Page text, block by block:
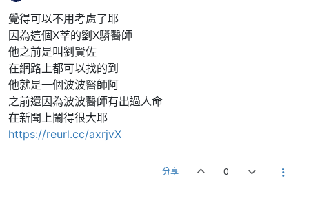
覺得可以不用考慮了耶
因為這個X莘的劉X驎醫師
他之前是叫劉賢佐
在網路上都可以找的到
他就是一個波波醫師阿
之前還因為波波醫師有出過人命
在新聞上鬧得很大耶
https://reurl.cc/axrjvX
分享 0